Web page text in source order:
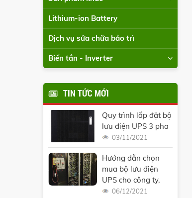
Lithium-ion Battery
Dịch vụ sửa chữa bảo trì
Biến tần - Inverter
TIN TỨC MỚI
Quy trình lắp đặt bộ
lưu điện UPS 3 pha
03/11/2021
Hướng dẫn chọn
mua bộ lưu điện
UPS cho công ty,
doanh nghiệp
06/12/2021